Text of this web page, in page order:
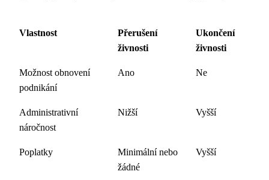
Vlastnost
Přerušení
živnosti
Ukončení
živnosti
Možnost obnovení
podnikání
Ano Ne
Administrativní
náročnost
Nižší Vyšší
Poplatky
Minimální nebo
žádné
Vyšší